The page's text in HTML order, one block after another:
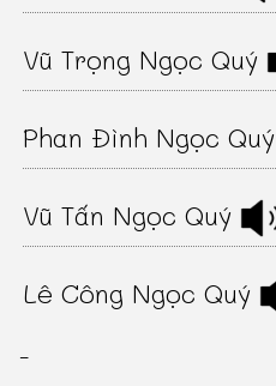
Vũ Trọng Ngọc Quý
Phan Đình Ngọc Quý
Vũ Tấn Ngọc Quý
Lê Công Ngọc Quý
-